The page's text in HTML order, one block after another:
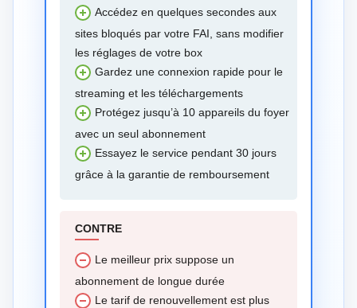
Accédez en quelques secondes aux
sites bloqués par votre FAI, sans modifier
les réglages de votre box
Gardez une connexion rapide pour le
streaming et les téléchargements
Protégez jusqu’à 10 appareils du foyer
avec un seul abonnement
Essayez le service pendant 30 jours
grâce à la garantie de remboursement
CONTRE
Le meilleur prix suppose un
abonnement de longue durée
Le tarif de renouvellement est plus